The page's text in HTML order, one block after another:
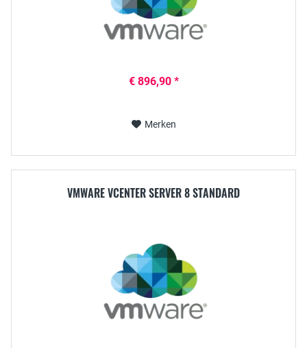
€ 896,90 *
Merken
VMWARE VCENTER SERVER 8 STANDARD